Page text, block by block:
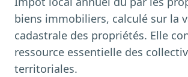
Résumés automatiques des dossiers longs
Veille des matinales radio
9 interviews politiques, analysées avant 10
Alertes personnalisées
biens immobiliers, calculé sur la
cadastrale des propriétés. Elle
ressource essentielle des
territoriales.